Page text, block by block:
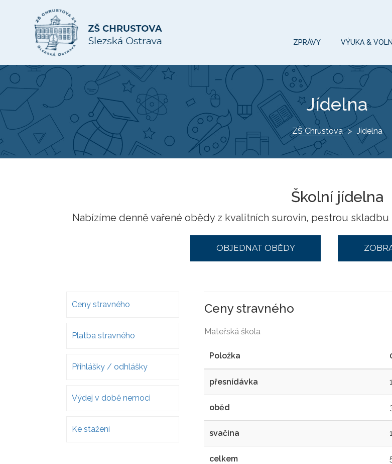
ZPRÁVY VÝUKA &
Jídelna
ZŠ Chrustova Jídelna
Školní jídelna
Nabízíme denně vařené obědy z kvalitních surovin, pestrou
OBJEDNAT OBĚDY
Ceny stravného
Platba stravného
Přihlášky / odhlášky
Výdej v době nemoci
Ke stažení
Ceny stravného
Mateřská škola
Položka
přesnídávka
oběd
svačina
celkem